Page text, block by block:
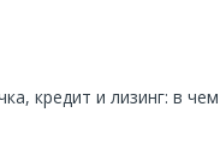
кредит и лизинг: в